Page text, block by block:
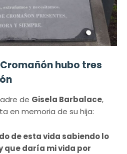
hubo tres
de Gisela Barbalace,
en memoria de su hija:
de esta vida sabiendo lo
que daría mi vida por